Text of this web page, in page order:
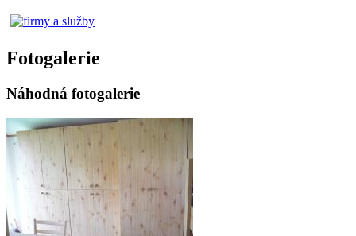
Fotogalerie
Náhodná fotogalerie